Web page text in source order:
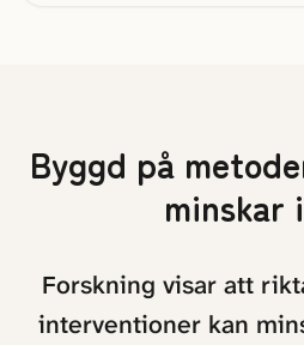
Byggd på
minskar
Forskning visar att
interventioner kan